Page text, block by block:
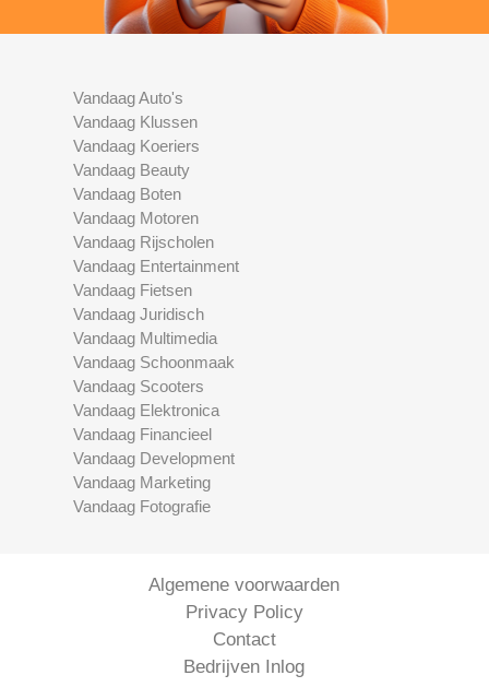
Vandaag Auto's
Vandaag Klussen
Vandaag Koeriers
Vandaag Beauty
Vandaag Boten
Vandaag Motoren
Vandaag Rijscholen
Vandaag Entertainment
Vandaag Fietsen
Vandaag Juridisch
Vandaag Multimedia
Vandaag Schoonmaak
Vandaag Scooters
Vandaag Elektronica
Vandaag Financieel
Vandaag Development
Vandaag Marketing
Vandaag Fotografie
Algemene voorwaarden
Privacy Policy
Contact
Bedrijven Inlog